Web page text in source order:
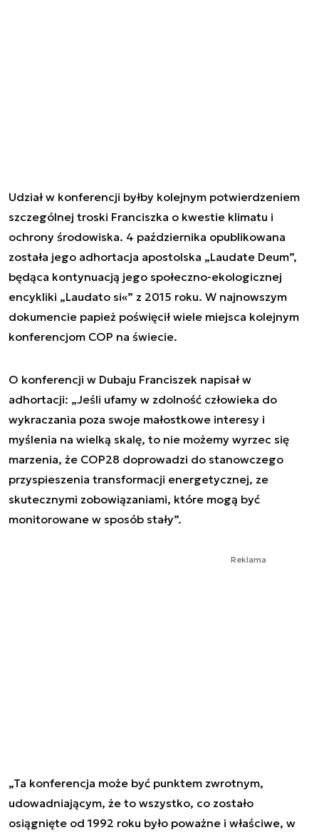
Udział w konferencji byłby kolejnym potwierdzeniem
szczególnej troski Franciszka o kwestie klimatu i
ochrony środowiska. 4 października opublikowana
została jego adhortacja apostolska „Laudate Deum”,
będąca kontynuacją jego społeczno-ekologicznej
encykliki „Laudato si«” z 2015 roku. W najnowszym
dokumencie papież poświęcił wiele miejsca kolejnym
konferencjom COP na świecie.
O konferencji w Dubaju Franciszek napisał w
adhortacji: „Jeśli ufamy w zdolność człowieka do
wykraczania poza swoje małostkowe interesy i
myślenia na wielką skalę, to nie możemy wyrzec się
marzenia, że COP28 doprowadzi do stanowczego
przyspieszenia transformacji energetycznej, ze
skutecznymi zobowiązaniami, które mogą być
monitorowane w sposób stały”.
Reklama
„Ta konferencja może być punktem zwrotnym,
udowadniającym, że to wszystko, co zostało
osiągnięte od 1992 roku było poważne i właściwe, w